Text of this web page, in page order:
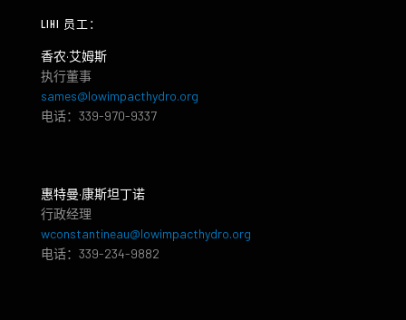
LIHI 员工：
香农·艾姆斯
执行董事
sames@lowimpacthydro.org
电话：339-970-9337
惠特曼·康斯坦丁诺
行政经理
wconstantineau@lowimpacthydro.org
电话：339-234-9882